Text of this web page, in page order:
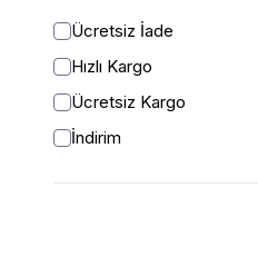
46
STANDART
Ücretsiz İade
Hızlı Kargo
Ücretsiz Kargo
İndirim